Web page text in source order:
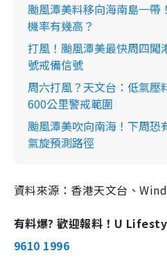
颱風潭美料移向海南島一帶
機率有幾高？
打風！颱風潭美最快周四闖
號戒備信號
周六打風？天文台：低氣壓
600公里警戒範圍
颱風潭美吹向南海！下周恐
氣旋預測路徑
資料來源：香港天文台、
有料爆? 歡迎報料！U
9610 1996